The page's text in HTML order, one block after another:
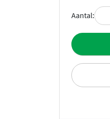
Aantal: